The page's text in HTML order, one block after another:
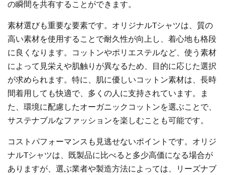
の瞬間を共有することができます。
素材選びも重要な要素です。オリジナルTシャツは、質の
高い素材を使用することで耐久性が向上し、着心地も格段
に良くなります。コットンやポリエステルなど、使う素材
によって見栄えや肌触りが異なるため、目的に応じた選択
が求められます。特に、肌に優しいコットン素材は、長時
間着用しても快適で、多くの人に支持されています。ま
た、環境に配慮したオーガニックコットンを選ぶことで、
サステナブルなファッションを楽しむことも可能です。
コストパフォーマンスも見逃せないポイントです。オリジ
ナルTシャツは、既製品に比べると多少高価になる場合が
ありますが、選ぶ業者や製造方法によっては、リーズナブ